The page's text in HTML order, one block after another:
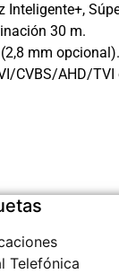
Inteligente+,
30 m.
mm opcional).
CVBS/AHD/TVI
Telefónica